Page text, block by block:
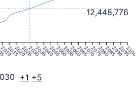
2010201520202025203020352040204520502055206020652070207520802085209020952100
12,448,776
+1 +5